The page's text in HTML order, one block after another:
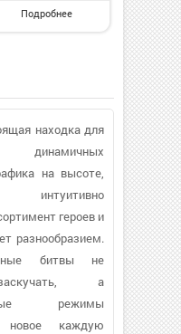
Подробнее
находка для
динамичных
на высоте,
интуитивно
героев и
разнообразием.
битвы не
а
режимы
новое каждую